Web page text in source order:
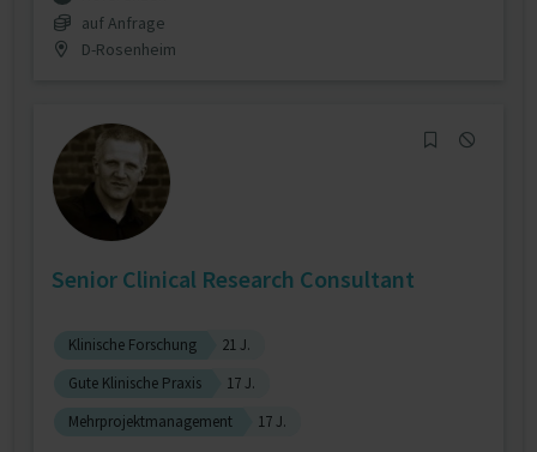
auf Anfrage
D-Rosenheim
Senior Clinical Research Consultant
Klinische Forschung
21 J.
Gute Klinische Praxis
17 J.
Mehrprojektmanagement
17 J.